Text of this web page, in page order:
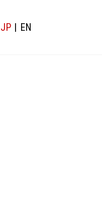
JP EN